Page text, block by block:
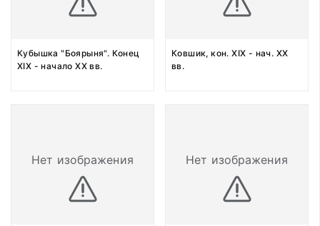
Кубышка "Боярыня". Конец
XIX - начало XX вв.
Ковшик, кон. XIX - нач. XX
вв.
Нет изображения Нет изображения